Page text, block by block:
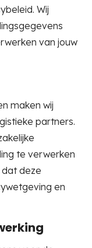
Wij
van jouw
maken wij
partners.
te verwerken
deze
en